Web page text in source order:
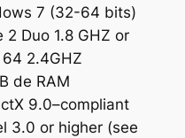
7 (32-64 bits)
2 Duo 1.8 GHZ or
2.4GHZ
de RAM
9.0–compliant
3.0 or higher (see